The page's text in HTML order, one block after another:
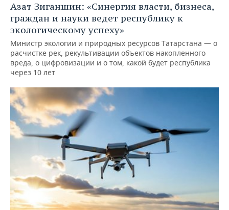
Азат Зиганшин: «Синергия власти, бизнеса,
граждан и науки ведет республику к
экологическому успеху»
Министр экологии и природных ресурсов Татарстана — о
расчистке рек, рекультивации объектов накопленного
вреда, о цифровизации и о том, какой будет республика
через 10 лет